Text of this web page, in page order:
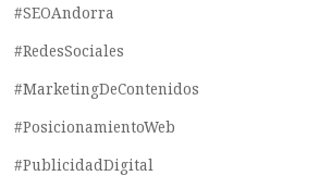
#SEOAndorra
#RedesSociales
#MarketingDeContenidos
#PosicionamientoWeb
#PublicidadDigital